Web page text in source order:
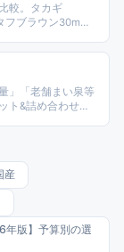
較。タカギ
フブラウン30m
ーンライフ ジェ
年版整理。
」「老舗まい泉等
&詰め合わせ」
産
年版】予算別の選